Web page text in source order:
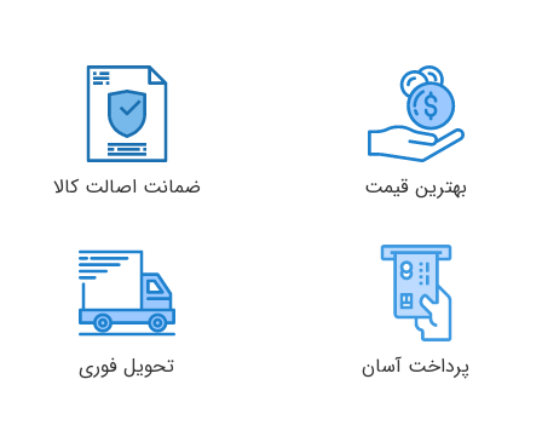
ضمانت اصالت کالا بهترین قیمت
تحویل فوری پرداخت آسان